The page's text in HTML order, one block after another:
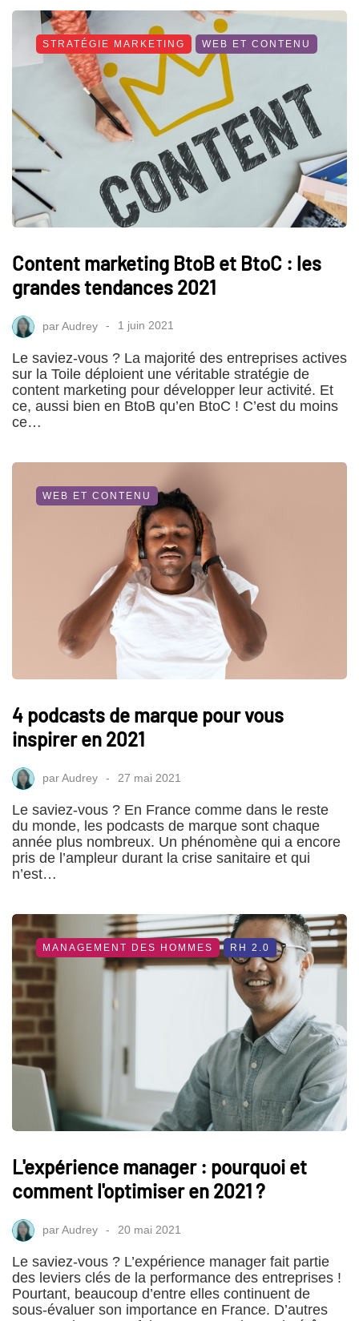
STRATÉGIE MARKETING WEB ET CONTENU
Content marketing BtoB et BtoC : les
grandes tendances 2021
parAudrey 1 juin 2021
Le saviez-vous ? La majorité des entreprises actives
sur la Toile déploient une véritable stratégie de
content marketing pour développer leur activité. Et
ce, aussi bien en BtoB qu’en BtoC ! C’est du moins
ce…
WEB ET CONTENU
4 podcasts de marque pour vous
inspirer en 2021
parAudrey 27 mai 2021
Le saviez-vous ? En France comme dans le reste
du monde, les podcasts de marque sont chaque
année plus nombreux. Un phénomène qui a encore
pris de l’ampleur durant la crise sanitaire et qui
n’est…
MANAGEMENT DES HOMMES RH 2.0
L'expérience manager : pourquoi et
comment l'optimiser en 2021 ?
parAudrey 20 mai 2021
Le saviez-vous ? L’expérience manager fait partie
des leviers clés de la performance des entreprises !
Pourtant, beaucoup d’entre elles continuent de
sous-évaluer son importance en France. D’autres